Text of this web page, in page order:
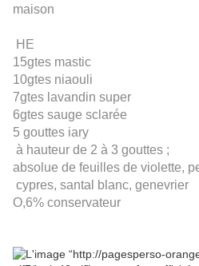
maison
HE
15gtes mastic
10gtes niaouli
7gtes lavandin super
6gtes sauge sclarée
5 gouttes iary
à hauteur de 2 à 3 gouttes ;
absolue de feuilles de violette,
cypres, santal blanc, genevrier
O,6% conservateur